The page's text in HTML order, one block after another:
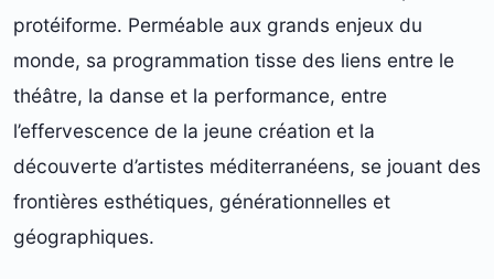
protéiforme. Perméable aux grands enjeux du
monde, sa programmation tisse des liens entre le
théâtre, la danse et la performance, entre
l’effervescence de la jeune création et la
découverte d’artistes méditerranéens, se jouant des
frontières esthétiques, générationnelles et
géographiques.